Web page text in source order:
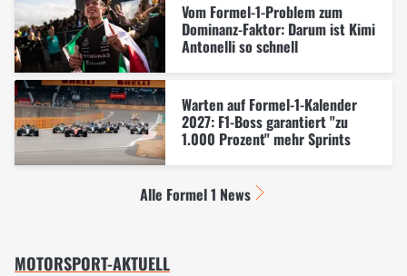
Vom Formel-1-Problem zum
Dominanz-Faktor: Darum ist Kimi
Antonelli so schnell
Warten auf Formel-1-Kalender
2027: F1-Boss garantiert "zu
1.000 Prozent" mehr Sprints
Alle Formel 1 News
MOTORSPORT-AKTUELL